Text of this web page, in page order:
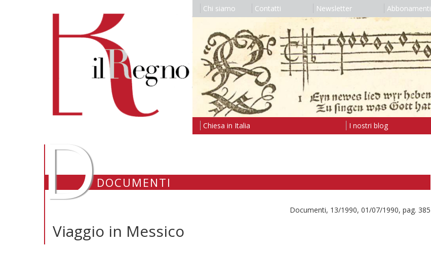
Chi siamo Contatti Newsletter Abbonamenti
Chiesa in Italia I nostri blog
DDOCUMENTI
Documenti, 13/1990, 01/07/1990, pag. 385
Viaggio in Messico